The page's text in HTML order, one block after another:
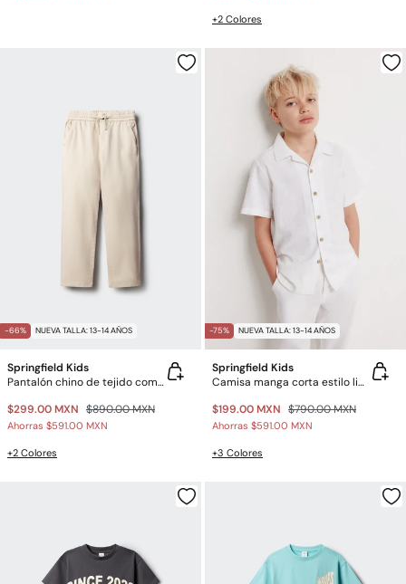
+2 Colores
-66% NUEVA TALLA: 13-14 AÑOS
Springfield Kids
Pantalón chino de tejido comfort para niño
$299.00 MXN $890.00 MXN
Ahorras $591.00 MXN
+2 Colores
-75% NUEVA TALLA: 13-14 AÑOS
Springfield Kids
Camisa manga corta estilo lino para niño
$199.00 MXN $790.00 MXN
Ahorras $591.00 MXN
+3 Colores